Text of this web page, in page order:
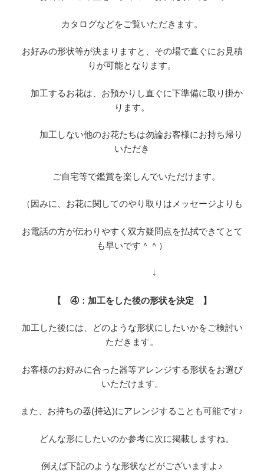
カタログなどをご覧いただきます。
お好みの形状等が決まりますと、その場で直ぐにお見積
りが可能となります。
加工するお花は、お預かりし直ぐに下準備に取り掛か
ります。
加工しない他のお花たちは勿論お客様にお持ち帰り
いただき
ご自宅等で鑑賞を楽しんでいただけます。
（因みに、お花に関してのやり取りはメッセージよりも
お電話の方が伝わりやすく双方疑問点を払拭できてとて
も早いです＾＾）
↓
【 ④：加工をした後の形状を決定 】
加工した後には、どのような形状にしたいかをご検討い
ただきます。
お客様のお好みに合った器等アレンジする形状をお選び
いただけます。
また、お持ちの器(持込)にアレンジすることも可能です♪
どんな形にしたいのか参考に次に掲載しますね。
例えば下記のような形状などがございますよ♪